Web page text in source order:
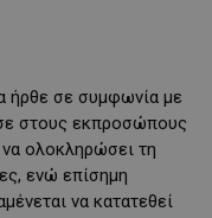
ήρθε σε συμφωνία με
στους εκπροσώπους
ολοκληρώσει τη
ενώ επίσημη
να κατατεθεί